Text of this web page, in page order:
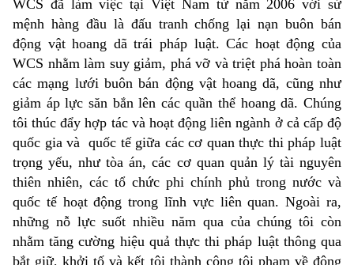
WCS đã làm việc tại Việt Nam từ năm 2006 với sứ
mệnh hàng đầu là đấu tranh chống lại nạn buôn bán
động vật hoang dã trái pháp luật. Các hoạt động của
WCS nhằm làm suy giảm, phá vỡ và triệt phá hoàn toàn
các mạng lưới buôn bán động vật hoang dã, cũng như
giảm áp lực săn bắn lên các quần thể hoang dã. Chúng
tôi thúc đẩy hợp tác và hoạt động liên ngành ở cả cấp độ
quốc gia và quốc tế giữa các cơ quan thực thi pháp luật
trọng yếu, như tòa án, các cơ quan quản lý tài nguyên
thiên nhiên, các tổ chức phi chính phủ trong nước và
quốc tế hoạt động trong lĩnh vực liên quan. Ngoài ra,
những nỗ lực suốt nhiều năm qua của chúng tôi còn
nhằm tăng cường hiệu quả thực thi pháp luật thông qua
bắt giữ, khởi tố và kết tội thành công tội phạm về động